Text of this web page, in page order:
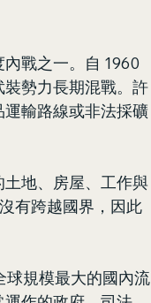
戰之一。自 1960
勢力長期混戰。許
輸路線或非法採礦
地、房屋、工作與
有跨越國界，因此
球規模最大的國內流